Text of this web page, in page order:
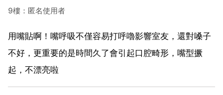
9樓：匿名使用者
用嘴貼啊！嘴呼吸不僅容易打呼嚕影響室友，還對嗓子
不好，更重要的是時間久了會引起口腔畸形，嘴型撅
起，不漂亮啦